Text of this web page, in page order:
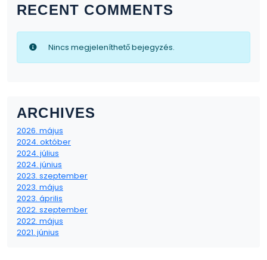
RECENT COMMENTS
Nincs megjeleníthető bejegyzés.
ARCHIVES
2026. május
2024. október
2024. július
2024. június
2023. szeptember
2023. május
2023. április
2022. szeptember
2022. május
2021. június